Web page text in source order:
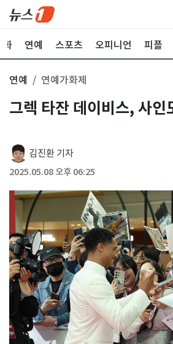
화 연예 스포츠 오피니언 피플
연예 연예가화제
그렉 타잔 데이비스, 사인
김진환 기자
2025.05.08 오후 06:25